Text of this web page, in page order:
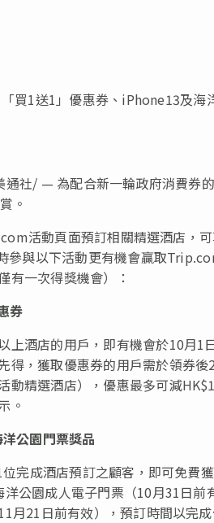
買1送1」優惠券、iPhone13及海
通社/ — 為配合新一輪政府消費券
。
活動頁面預訂相關精選酒店，
參與以下活動更有機會贏取
有一次得獎機會）：
券
上酒店的用戶，即有機會於10月
得，獲取優惠券的用戶需於領券
動精選酒店），優惠最多可減
。
公園門票獎品
完成酒店預訂之顧客，即可免費
公園成人電子門票（10月31日
月21日前有效），預訂時間以完